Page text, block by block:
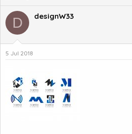
t
r
d
e
m
a
c
d
c
o
D designW33
5 Jul 2018